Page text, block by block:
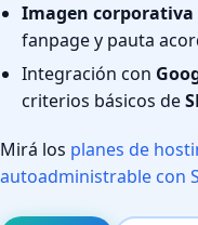
Imagen corporativa
fanpage y pauta
Integración con
criterios básicos de
Mirá los planes de
autoadministrable con